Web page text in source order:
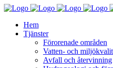
Hem
Tjänster
Förorenade områden
Vatten- och
Avfall och återvinning